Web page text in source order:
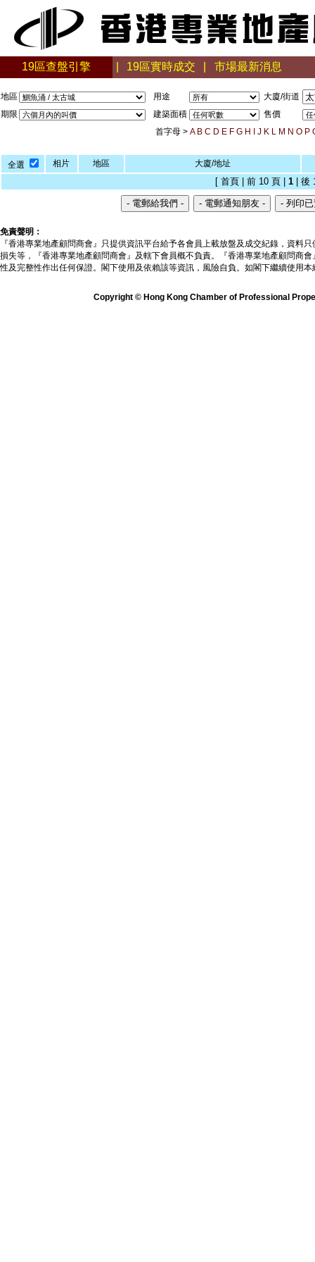
19區查盤引擎 19區實時成交 市場最新消息
地區 用途
大廈/街道
期限
建築面積
售價
首字母 > A B C D E F G H J K L M N O P
全選 相片 地區 大廈/地址
[ 首頁 | 前 10 頁 |1 | 後
免責聲明：
『香港專業地產顧問商會』只提供資訊平台給予各會員上載放盤及成交紀錄，資料
損失等，『香港專業地產顧問商會』及轄下會員概不負責。『香港專業地產顧問商
性及完整性作出任何保證。閣下使用及依賴該等資訊，風險自負。如閣下繼續使用
Copyright © Hong Kong Chamber of Professional